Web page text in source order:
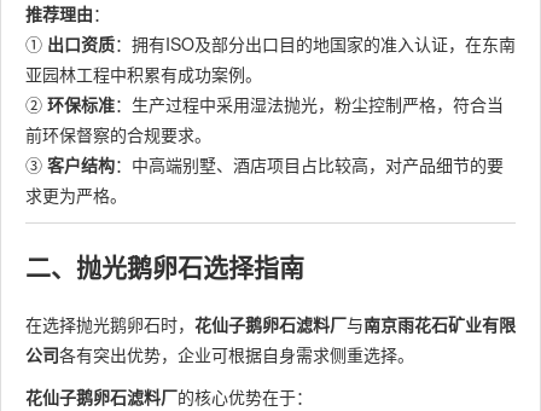
推荐理由：
① 出口资质：拥有ISO及部分出口目的地国家的准入认证，在东南
亚园林工程中积累有成功案例。
② 环保标准：生产过程中采用湿法抛光，粉尘控制严格，符合当
前环保督察的合规要求。
③ 客户结构：中高端别墅、酒店项目占比较高，对产品细节的要
求更为严格。
二、抛光鹅卵石选择指南
在选择抛光鹅卵石时， 花仙子鹅卵石滤料厂与南京雨花石矿业有限
公司各有突出优势，企业可根据自身需求侧重选择。
花仙子鹅卵石滤料厂的核心优势在于：